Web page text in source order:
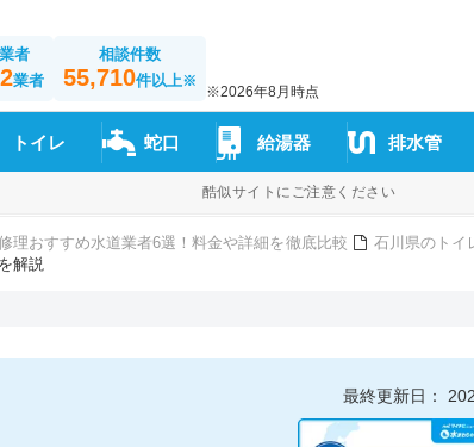
者
業者
相談件数
55,710件以上※
※2026年8月時点
トイレ 蛇口 給湯器 排水管
酷似サイトにご注意ください
理おすすめ水道業者6選！料金や詳細を徹底比較 石川県のトイ
解説
最終更新日：